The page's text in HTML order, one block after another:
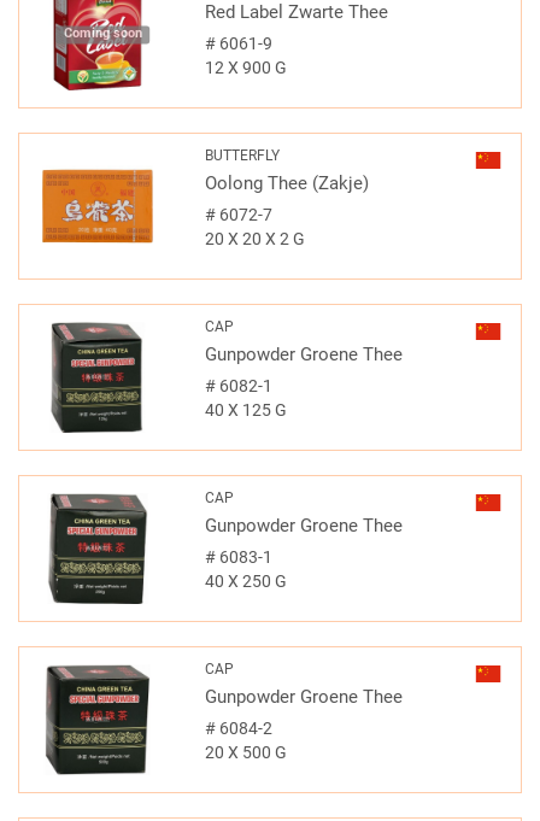
Coming soon
Red Label Zwarte Thee
#6061-9
12 X 900 G
BUTTERFLY
Oolong Thee (Zakje)
#6072-7
20 X 20 X 2 G
CAP
Gunpowder Groene Thee
#6082-1
40 X 125 G
CAP
Gunpowder Groene Thee
#6083-1
40 X 250 G
CAP
Gunpowder Groene Thee
#6084-2
20 X 500 G